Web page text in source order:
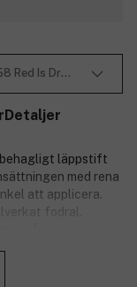
Red Is Drama 3,4 g
Detaljer
läppstift
med rena
att applicera.
fodral.